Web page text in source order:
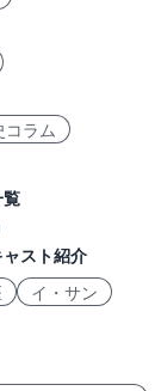
コラム
覧
スト紹介
イ・サン